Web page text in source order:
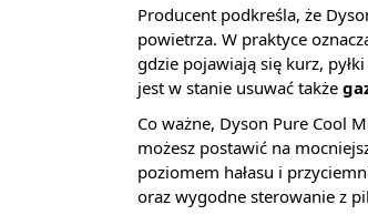
Producent podkreśla, że
powietrza. W praktyce
gdzie pojawiają się kurz,
jest w stanie usuwać także
Co ważne, Dyson Pure Cool
możesz postawić na
poziomem hałasu i
oraz wygodne sterowanie z